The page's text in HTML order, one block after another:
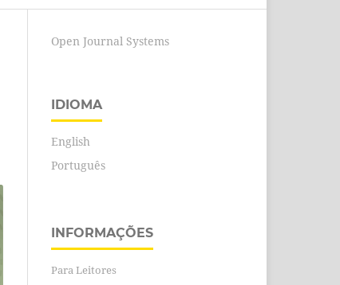
Open Journal Systems
IDIOMA
English
Português
INFORMAÇÕES
Para Leitores